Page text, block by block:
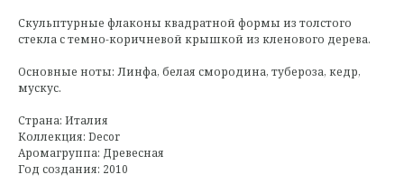
Скульптурные флаконы квадратной формы из толстого
стекла с темно-коричневой крышкой из кленового дерева.
Основные ноты: Линфа, белая смородина, тубероза, кедр,
мускус.
Страна: Италия
Коллекция: Decor
Аромагруппа: Древесная
Год создания: 2010